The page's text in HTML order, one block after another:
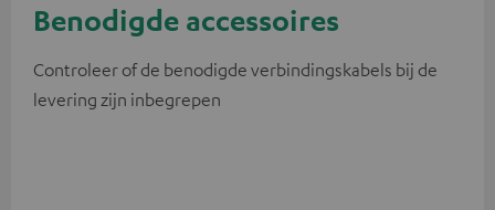
Benodigde accessoires
Controleer of de benodigde verbindingskabels bij de
levering zijn inbegrepen